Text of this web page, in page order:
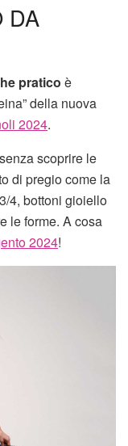
DA
pratico è
della nuova
2024.
scoprire le
di pregio come la
4, bottoni gioiello
le forme. A cosa
2024!